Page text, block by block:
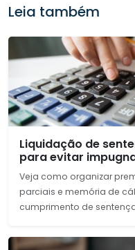
Leia também
Liquidação de
para evitar
Veja como organizar
parciais e memória de
cumprimento de